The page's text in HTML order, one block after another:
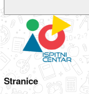
Stranice